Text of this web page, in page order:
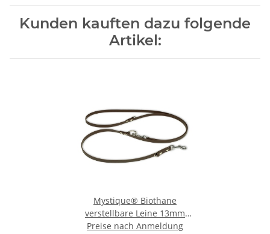
Kunden kauften dazu folgende
Artikel:
Mystique® Biothane
verstellbare Leine 13mm
braun 300cm
Preise nach Anmeldung